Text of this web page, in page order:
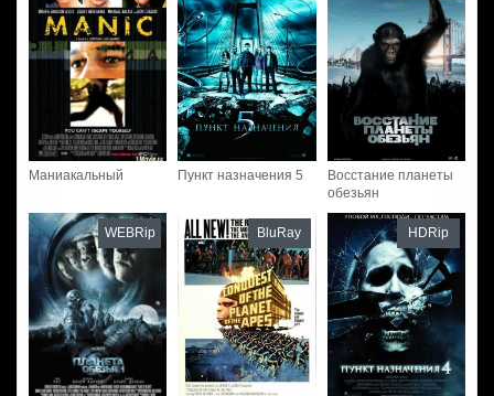
Маниакальный Пункт назначения 5
Восстание планеты
обезьян
WEBRip BluRay HDRip